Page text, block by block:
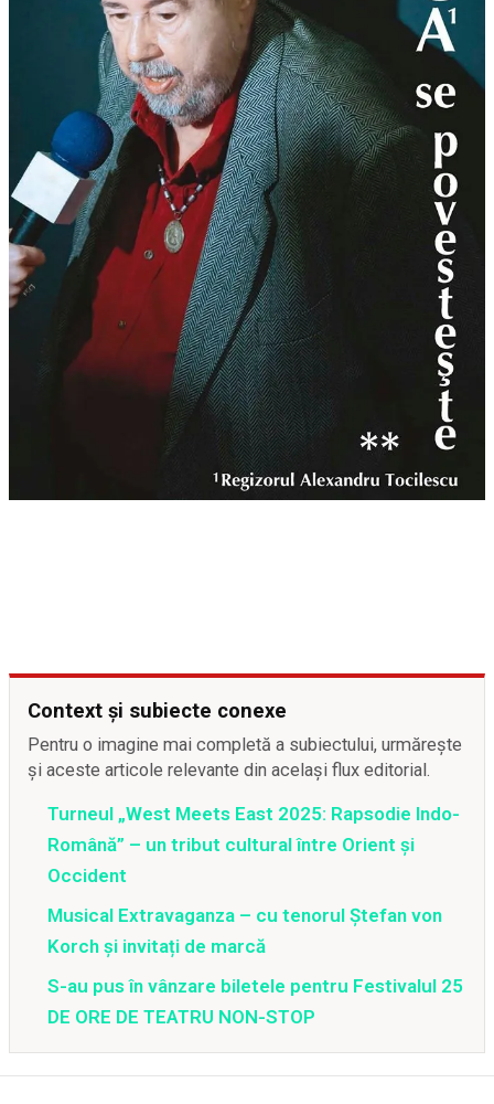
Context și subiecte conexe
Pentru o imagine mai completă a subiectului, urmărește
și aceste articole relevante din același flux editorial.
Turneul „West Meets East 2025: Rapsodie Indo-
Română” – un tribut cultural între Orient și
Occident
Musical Extravaganza – cu tenorul Ștefan von
Korch și invitați de marcă
S-au pus în vânzare biletele pentru Festivalul 25
DE ORE DE TEATRU NON-STOP